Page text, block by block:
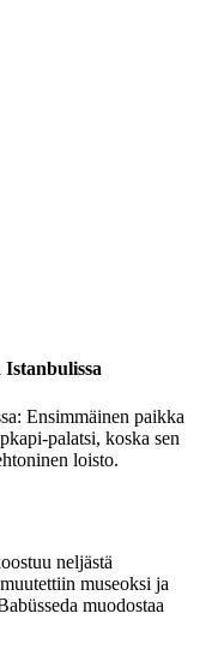
Ensimmäinen paikka
palatsi, koska sen
loisto.
neljästä
museoksi ja
muodostaa